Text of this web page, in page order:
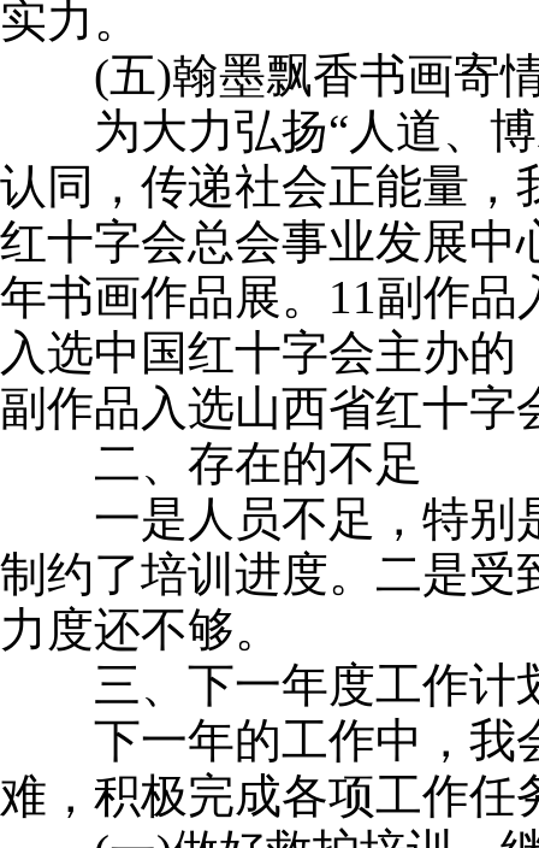
实力。
(五)翰墨飘香书画寄
为大力弘扬“人道、博
认同，传递社会正能量，
红十字会总会事业发展中
年书画作品展。11副作品
入选中国红十字会主办的
副作品入选山西省红十字
二、存在的不足
一是人员不足，特别是
制约了培训进度。二是受
力度还不够。
三、下一年度工作计
下一年的工作中，我会
难，积极完成各项工作任